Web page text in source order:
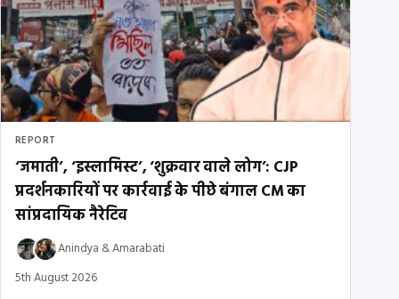
REPORT
‘जमाती’, ‘इस्लामिस्ट’, ‘शुक्रवार वाले लोग’: CJP
प्रदर्शनकारियों पर कार्रवाई के पीछे बंगाल CM का
सांप्रदायिक नैरेटिव
Anindya &Amarabati
5th August 2026